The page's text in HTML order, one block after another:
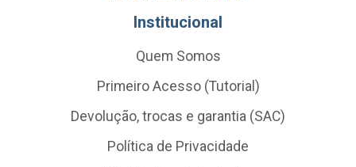
Institucional
Quem Somos
Primeiro Acesso (Tutorial)
Devolução, trocas e garantia (SAC)
Política de Privacidade